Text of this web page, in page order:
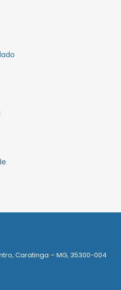
Caratinga – MG, 35300-004